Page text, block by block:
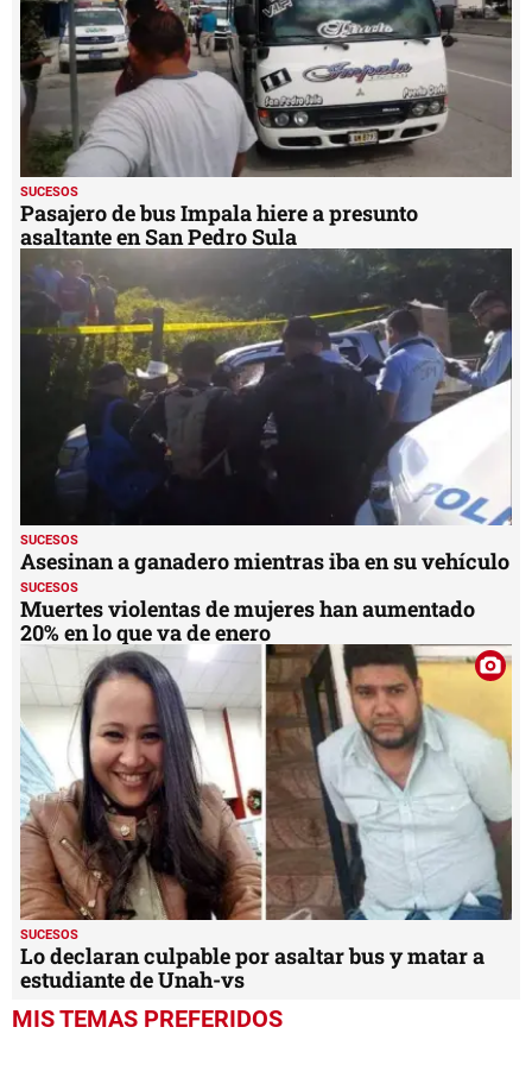
SUCESOS
Pasajero de bus Impala hiere a presunto
asaltante en San Pedro Sula
SUCESOS
Asesinan a ganadero mientras iba en su vehículo
SUCESOS
Muertes violentas de mujeres han aumentado
20% en lo que va de enero
SUCESOS
Lo declaran culpable por asaltar bus y matar a
estudiante de Unah-vs
MIS TEMAS PREFERIDOS